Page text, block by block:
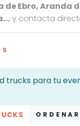
de Ebro, Aranda
, y contacta
trucks para tu